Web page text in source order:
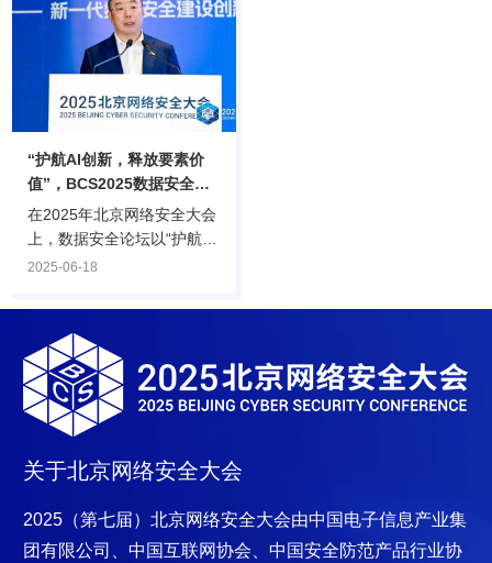
心议题，汇聚保险行业领
袖、网络安全专家及相关机
构代表，分享网络安全保险
实践经验，探讨行业发展机
遇。当前，大数据、人工智
能等新技术深度融入保险
业，在为行业注入活力的同
时，也带来.
“护航AI创新，释放要素价
值”，BCS2025数据安全论
坛召开
在2025年北京网络安全大会
上，数据安全论坛以“护航AI
创新，释放要素价值——新
题召开，论坛汇聚了数据安
全领域的顶尖专家、学者、
领导和企业家共同参与：全
国政协委员、全国工商联副
主席、奇安信集团董事长齐
向东、中国计算机学会计算
机安全专委会主任严明、清
华大学计算社会科学与国家
京市政务服务和数据管理局
数据标准与安全处处长刘国
2025-06-18
关于北京网络安全大会
2025（第七届）北京网络安全大会由中国电子信息产业集
团有限公司、中国互联网协会、中国安全防范产品行业协